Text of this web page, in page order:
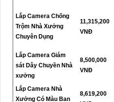
Lắp Camera Chống
Trộm Nhà Xưởng
Chuyên Dụng
11,315,200
VNĐ
Lắp Camera Giám
sát Dây Chuyền Nhà
xưởng
8,500,000
VNĐ
Lắp Camera Nhà
Xưởng Có Màu Ban
8,619,200